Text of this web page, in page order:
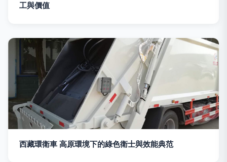
工與價值
西藏環衛車 高原環境下的綠色衛士與效能典范